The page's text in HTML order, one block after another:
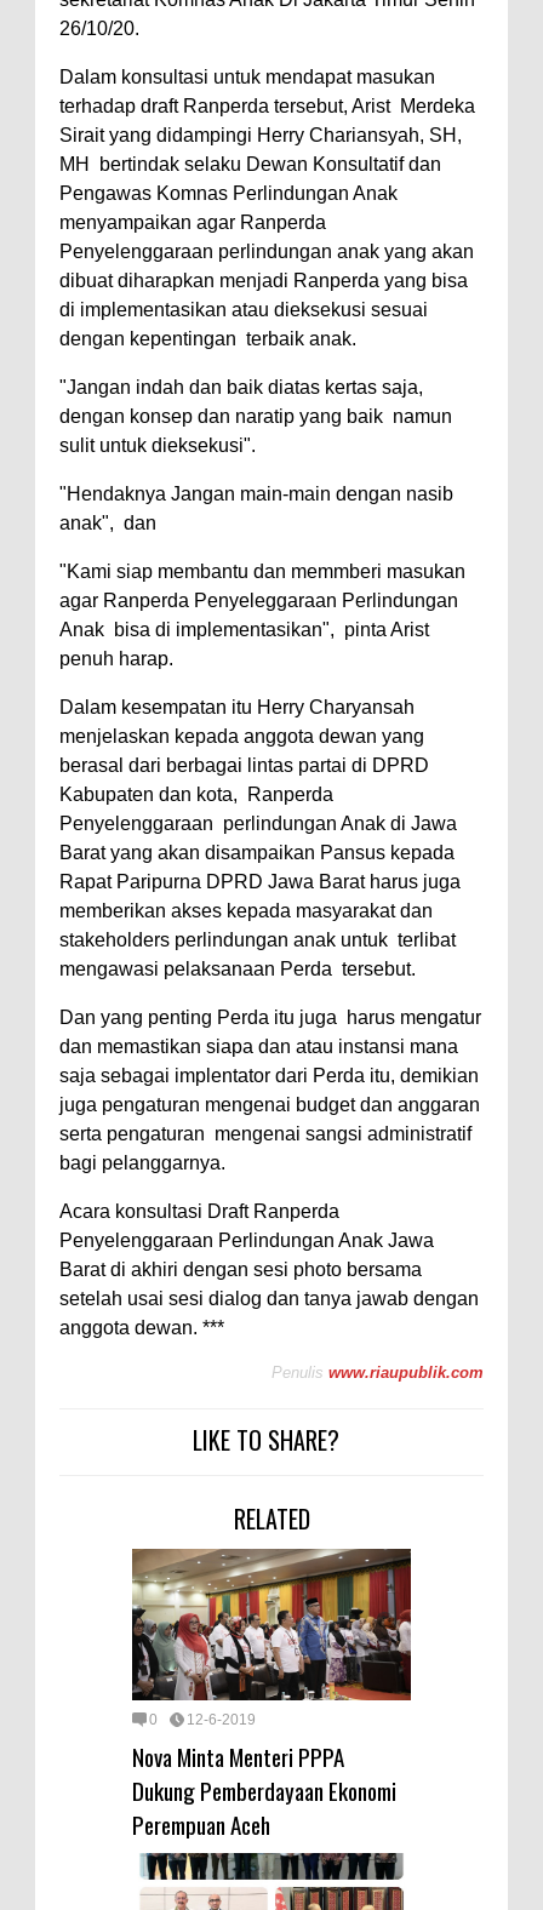
26/10/20.
Dalam konsultasi untuk mendapat masukan
terhadap draft Ranperda tersebut, Arist Merdeka
Sirait yang didampingi Herry Chariansyah, SH,
MH bertindak selaku Dewan Konsultatif dan
Pengawas Komnas Perlindungan Anak
menyampaikan agar Ranperda
Penyelenggaraan perlindungan anak yang akan
dibuat diharapkan menjadi Ranperda yang bisa
di implementasikan atau dieksekusi sesuai
dengan kepentingan terbaik anak.
"Jangan indah dan baik diatas kertas saja,
dengan konsep dan naratip yang baik namun
sulit untuk dieksekusi".
"Hendaknya Jangan main-main dengan nasib
anak", dan
"Kami siap membantu dan memmberi masukan
agar Ranperda Penyeleggaraan Perlindungan
Anak bisa di implementasikan", pinta Arist
penuh harap.
Dalam kesempatan itu Herry Charyansah
menjelaskan kepada anggota dewan yang
berasal dari berbagai lintas partai di DPRD
Kabupaten dan kota, Ranperda
Penyelenggaraan perlindungan Anak di Jawa
Barat yang akan disampaikan Pansus kepada
Rapat Paripurna DPRD Jawa Barat harus juga
memberikan akses kepada masyarakat dan
stakeholders perlindungan anak untuk terlibat
mengawasi pelaksanaan Perda tersebut.
Dan yang penting Perda itu juga harus mengatur
dan memastikan siapa dan atau instansi mana
saja sebagai implentator dari Perda itu, demikian
juga pengaturan mengenai budget dan anggaran
serta pengaturan mengenai sangsi administratif
bagi pelanggarnya.
Acara konsultasi Draft Ranperda
Penyelenggaraan Perlindungan Anak Jawa
Barat di akhiri dengan sesi photo bersama
setelah usai sesi dialog dan tanya jawab dengan
anggota dewan. ***
Penulis www.riaupublik.com
LIKE TO SHARE?
RELATED
0 12-6-2019
Nova Minta Menteri PPPA
Dukung Pemberdayaan Ekonomi
Perempuan Aceh